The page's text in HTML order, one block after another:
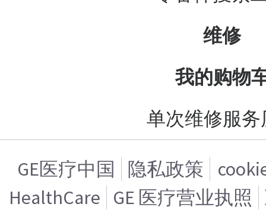
维修
我的购物
单次维修服务
GE医疗中国 隐私政策
HealthCare GE 医疗营业执照